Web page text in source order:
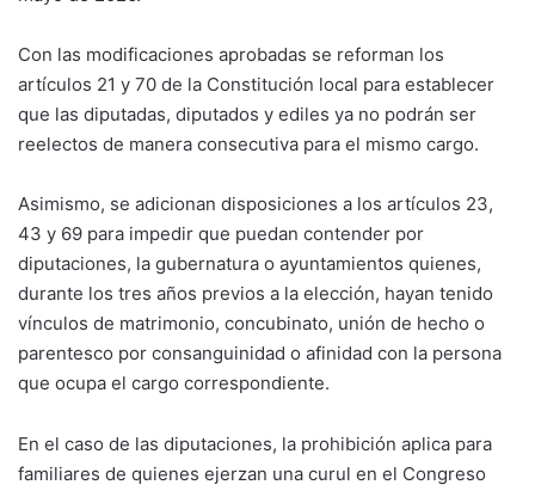
Con las modificaciones aprobadas se reforman los
artículos 21 y 70 de la Constitución local para establecer
que las diputadas, diputados y ediles ya no podrán ser
reelectos de manera consecutiva para el mismo cargo.
Asimismo, se adicionan disposiciones a los artículos 23,
43 y 69 para impedir que puedan contender por
diputaciones, la gubernatura o ayuntamientos quienes,
durante los tres años previos a la elección, hayan tenido
vínculos de matrimonio, concubinato, unión de hecho o
parentesco por consanguinidad o afinidad con la persona
que ocupa el cargo correspondiente.
En el caso de las diputaciones, la prohibición aplica para
familiares de quienes ejerzan una curul en el Congreso